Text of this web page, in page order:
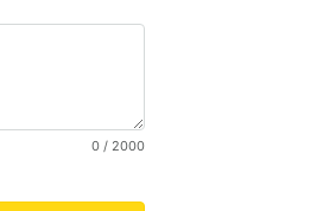
0 / 2000